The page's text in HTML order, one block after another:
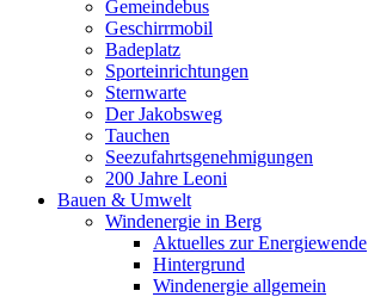
Gemeindebus
Geschirrmobil
Badeplatz
Sporteinrichtungen
Sternwarte
Der Jakobsweg
Tauchen
Seezufahrtsgenehmigungen
200 Jahre Leoni
Bauen & Umwelt
Windenergie in Berg
Aktuelles zur Energiewende
Hintergrund
Windenergie allgemein